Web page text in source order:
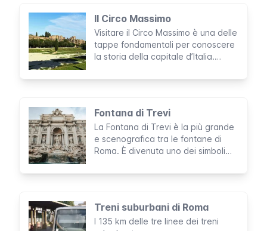
Il Circo Massimo
Visitare il Circo Massimo è una delle
tappe fondamentali per conoscere
la storia della capitale d’Italia.
per spettacoli costruita dall’uomo,
leggendarie attività ludiche.
Fontana di Trevi
La Fontana di Trevi è la più grande
e scenografica tra le fontane di
Roma. È divenuta uno dei simboli
fotografato da milioni di turisti. Non
riempie quasi interamente
l’omonima piazza.
Treni suburbani di Roma
I 135 km delle tre linee dei treni